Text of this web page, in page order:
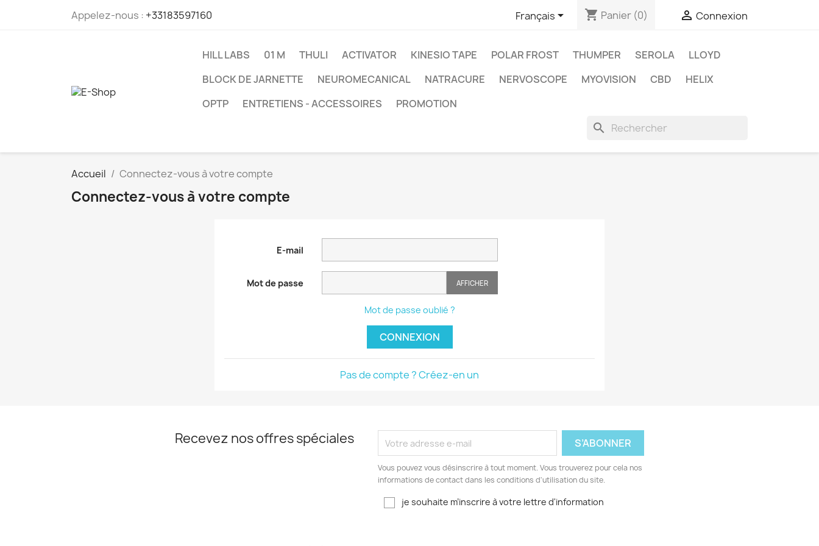
Appelez-nous : +33183597160 Français shopping_cart Panier (0)  Connexion
HILL LABS 01 M THULI ACTIVATOR KINESIO TAPE POLAR FROST THUMPER SEROLA
LLOYD
BLOCK DE JARNETTE
NEUROMECANICAL NATRACURE NERVOSCOPE MYOVISION CBD
HELIX
OPTP
ENTRETIENS - ACCESSOIRES PROMOTION
search
Accueil Connectez-vous à votre compte
Connectez-vous à votre compte
E-mail
Mot de passe AFFICHER
Mot de passe oublié ?
CONNEXION
Pas de compte ? Créez-en un
Recevez nos offres spéciales
Vous pouvez vous désinscrire à tout moment. Vous trouverez pour cela nos
informations de contact dans les conditions d'utilisation du site.
je souhaite m’inscrire à votre lettre d'information